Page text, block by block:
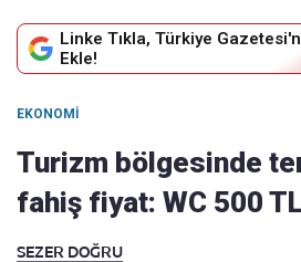
Linke Tıkla, Türkiye
Ekle!
EKONOMI
Turizm bölgesinde
fahiş fiyat: WC 500 TL
SEZER DOĞRU